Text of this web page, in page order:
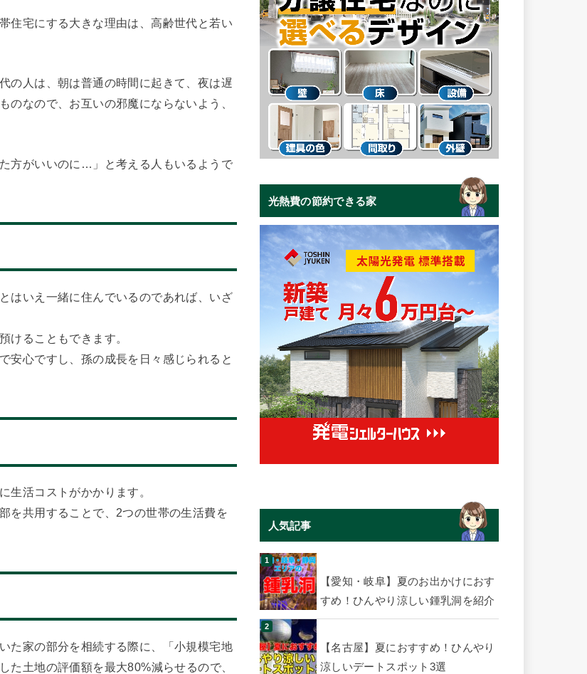
住宅にする大きな理由は、高齢世代と若い
の人は、朝は普通の時間に起きて、夜は遅
なので、お互いの邪魔にならないよう、
方がいいのに…」と考える人もいるようで
はいえ一緒に住んでいるのであれば、いざ
けることもできます。
安心ですし、孫の成長を日々感じられると
生活コストがかかります。
を共用することで、2つの世帯の生活費を
た家の部分を相続する際に、「小規模宅地
た土地の評価額を最大80%減らせるので、
光熱費の節約できる家
人気記事
【愛知・岐阜】夏のお出かけにおす
すめ！ひんやり涼しい鍾乳洞を紹介
【名古屋】夏におすすめ！ひんやり
涼しいデートスポット3選